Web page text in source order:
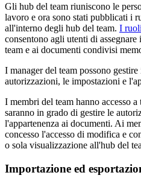
Gli hub del team riuniscono le
lavoro e ora sono stati pubblicati i
all'interno degli hub del team. I
consentono agli utenti di
team e ai documenti condivisi
I manager del team possono
autorizzazioni, le impostazioni e
I membri del team hanno accesso
saranno in grado di gestire le
l'appartenenza ai documenti. Ai
concesso l'accesso di modifica e
o sola visualizzazione all'hub del
Importazione ed